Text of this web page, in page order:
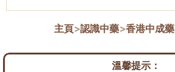
主頁>認識中藥>香港中成藥
溫馨提示：